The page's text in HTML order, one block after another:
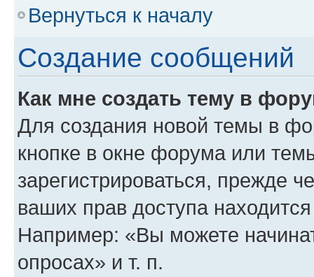
Вернуться к началу
Создание сообщений
Как мне создать тему в
Для создания новой темы в
кнопке в окне форума или
зарегистрироваться, прежде
ваших прав доступа
Например: «Вы можете
опросах» и т. п.